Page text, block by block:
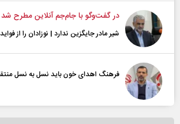
در گفت‌و‌گو با جام‌جم آنلاین مطرح شد
شیر مادر جایگزین ندارد | نوزادان را از
فرهنگ اهدای خون باید نسل به نسل